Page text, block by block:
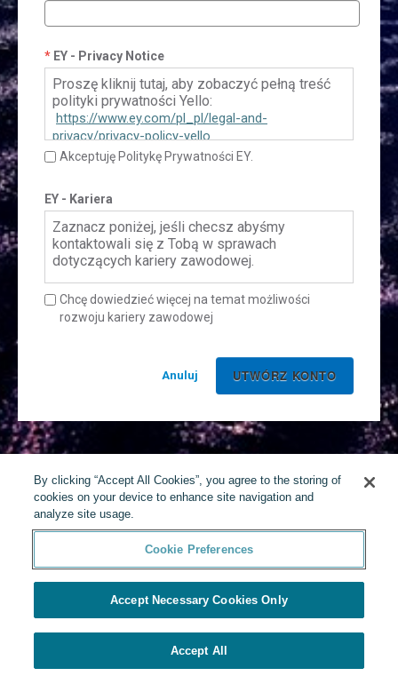
EY - Privacy Notice
Proszę kliknij tutaj, aby zobaczyć pełną treść
polityki prywatności Yello:
https://www.ey.com/pl_pl/legal-and-
privacy/privacy-policy-yello
Akceptuję Politykę Prywatności EY.
EY - Kariera
Zaznacz poniżej, jeśli checsz abyśmy
kontaktowali się z Tobą w sprawach
dotyczących kariery zawodowej.
Chcę dowiedzieć więcej na temat możliwości
rozwoju kariery zawodowej
Anuluj
By clicking “Accept All Cookies”, you agree to the storing of
cookies on your device to enhance site navigation and
analyze site usage.
Cookie Preferences
Accept Necessary Cookies Only
Accept All